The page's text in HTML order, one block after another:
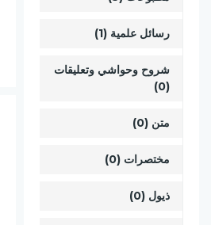
رسائل علمية (1)
شروح وحواشي وتعليقات
(0)
متن (0)
مختصرات (0)
ذيول (0)